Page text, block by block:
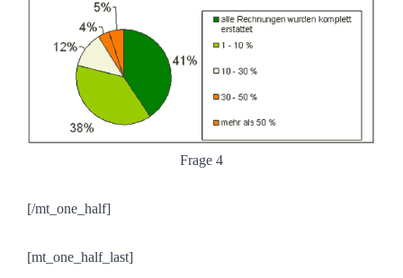
Frage 4
[/mt_one_half]
[mt_one_half_last]